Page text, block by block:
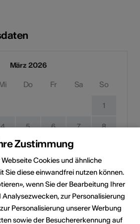
März 2026
Do Fr Sa So
1
4 5 6 7 8
11 12 13
18 22
26 27 28 29
Zustimmung
Cookies und ähnliche
Sie diese einwandfrei nutzen können.
wenn Sie der Bearbeitung Ihrer
zur Personalisierung
Personalisierung unserer Werbung
sowie der Besuchererkennung auf